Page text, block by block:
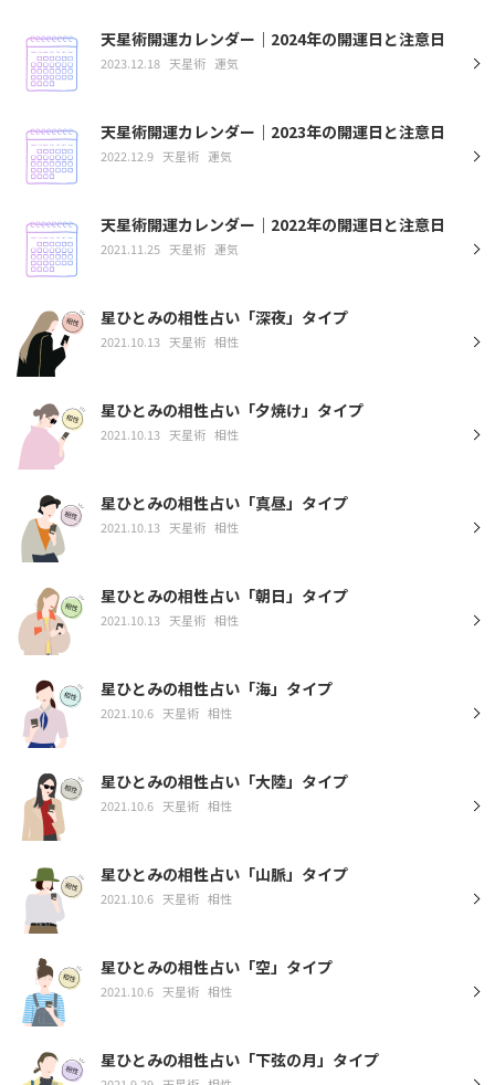
天星術開運カレンダー｜2024年の開運日と注意日
2023.12.18 天星術 運気
天星術開運カレンダー｜2023年の開運日と注意日
2022.12.9 天星術 運気
天星術開運カレンダー｜2022年の開運日と注意日
2021.11.25 天星術 運気
星ひとみの相性占い「深夜」タイプ
2021.10.13 天星術 相性
星ひとみの相性占い「夕焼け」タイプ
2021.10.13 天星術 相性
星ひとみの相性占い「真昼」タイプ
2021.10.13 天星術 相性
星ひとみの相性占い「朝日」タイプ
2021.10.13 天星術 相性
星ひとみの相性占い「海」タイプ
2021.10.6 天星術 相性
星ひとみの相性占い「大陸」タイプ
2021.10.6 天星術 相性
星ひとみの相性占い「山脈」タイプ
2021.10.6 天星術 相性
星ひとみの相性占い「空」タイプ
2021.10.6 天星術 相性
星ひとみの相性占い「下弦の月」タイプ